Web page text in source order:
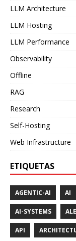
LLM Architecture
LLM Hosting
LLM Performance
Observability
Offline
RAG
Research
Self-Hosting
Web Infrastructure
ETIQUETAS
AGENTIC-AI AI
AI-SYSTEMS
API